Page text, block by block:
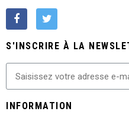
S'INSCRIRE À LA
INFORMATION